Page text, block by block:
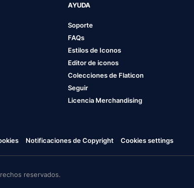
AYUDA
Soporte
FAQs
Estilos de Iconos
Editor de iconos
Colecciones de Flaticon
Seguir
Licencia Merchandising
Notificaciones de Copyright Cookies settings
reservados.